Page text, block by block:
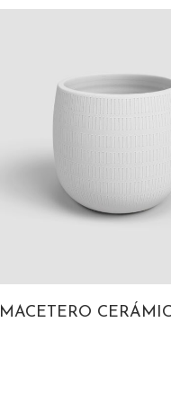
MACETERO